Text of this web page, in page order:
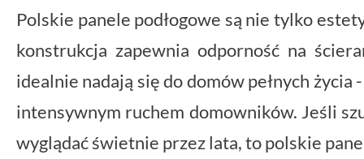
Polskie panele podłogowe są nie tylko
konstrukcja zapewnia odporność na
idealnie nadają się do domów pełnych
intensywnym ruchem domowników. Jeśli
wyglądać świetnie przez lata, to polskie